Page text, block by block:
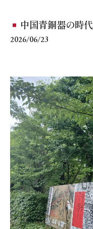
中国青銅器の時代
2026/06/23